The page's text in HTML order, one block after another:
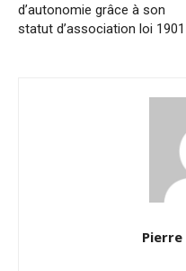
d’autonomie grâce à son
statut d’association loi 1901
Pierre